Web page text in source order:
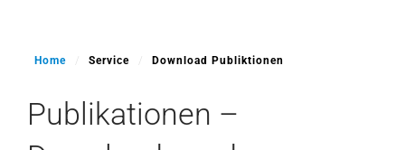
Home Service Download Publiktionen
Publikationen –